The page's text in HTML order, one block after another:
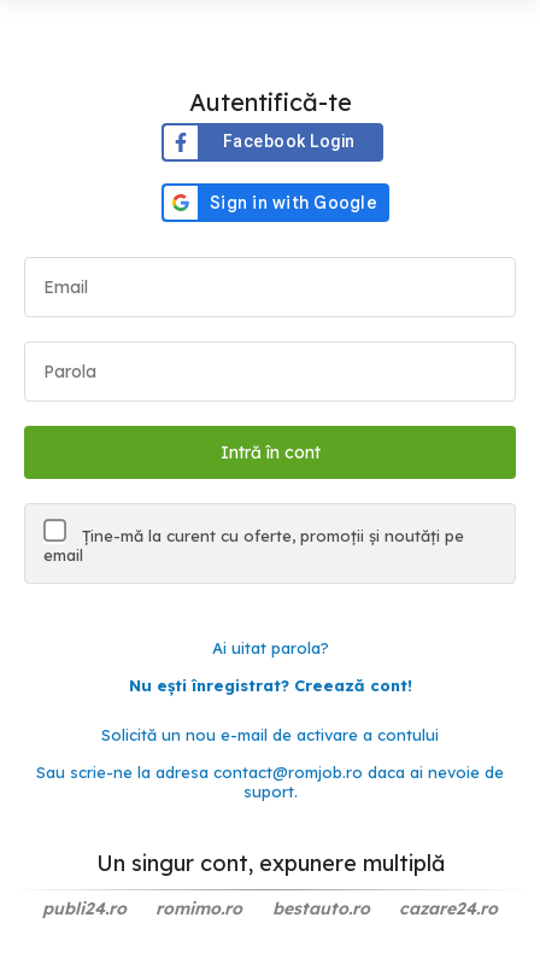
Autentifică-te
Facebook Login
Ține-mă la curent cu oferte, promoții și noutăți pe
email
Ai uitat parola?
Nu ești înregistrat? Creează cont!
Solicită un nou e-mail de activare a contului
Sau scrie-ne la adresa contact@romjob.ro daca ai nevoie de
suport.
Un singur cont, expunere multiplă
publi24.ro romimo.ro bestauto.ro cazare24.ro